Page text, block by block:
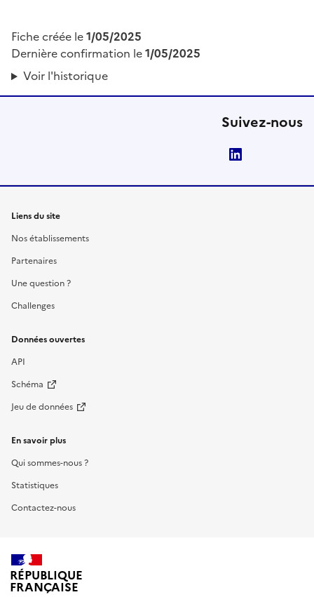
Fiche créée le1/05/2025
Dernière confirmation le1/05/2025
Voir l'historique
Suivez-nous
Liens du site
Nos établissements
Partenaires
Une question ?
Challenges
Données ouvertes
API
Schéma
Jeu de données
En savoir plus
Qui sommes-nous ?
Statistiques
Contactez-nous
RÉPUBLIQUE
FRANÇAISE